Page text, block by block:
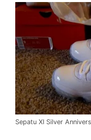
Sepatu XI Silver